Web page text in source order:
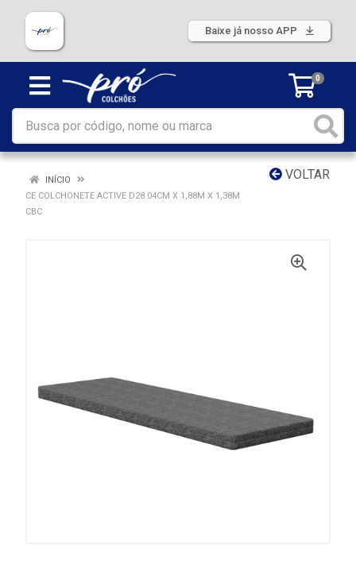
Baixe já nosso APP
0
VOLTAR
INÍCIO
CE COLCHONETE ACTIVE D28 04CM X 1,88M X 1,38M
CBC